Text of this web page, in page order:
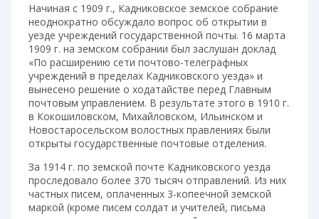
Начиная с 1909 г., Кадниковское земское собрание
неоднократно обсуждало вопрос об открытии в
уезде учреждений государственной почты. 16 марта
1909 г. на земском собрании был заслушан доклад
«По расширению сети почтово-телеграфных
учреждений в пределах Кадниковского уезда» и
вынесено решение о ходатайстве перед Главным
почтовым управлением. В результате этого в 1910 г.
в Кокошиловском, Михайловском, Ильинском и
Новостаросельском волостных правлениях были
открыты государственные почтовые отделения.
За 1914 г. по земской почте Кадниковского уезда
проследовало более 370 тысяч отправлений. Из них
частных писем, оплаченных 3-копеечной земской
маркой (кроме писем солдат и учителей, письма